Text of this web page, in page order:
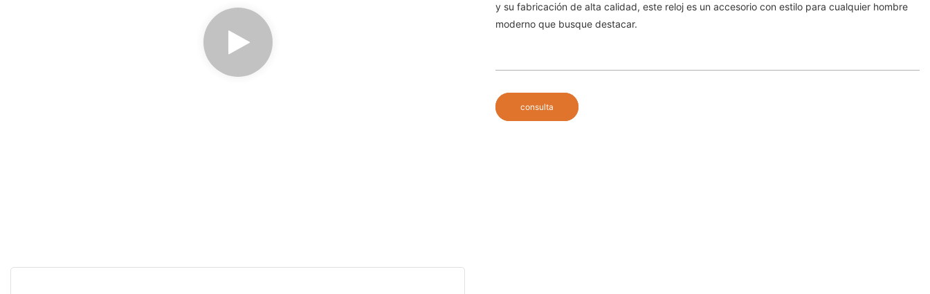
y su fabricación de alta calidad, este reloj es un accesorio con estilo para cualquier hombre
moderno que busque destacar.
consulta